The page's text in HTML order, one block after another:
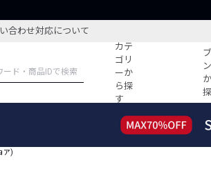
合わせ対応について
カテ
ゴリ
ーか
ら探
す
すべ
ア)